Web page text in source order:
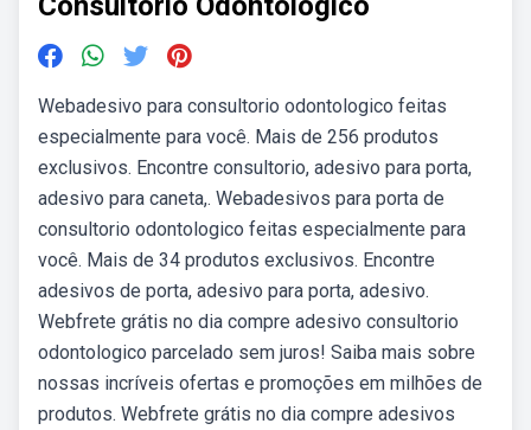
Webadesivo para consultorio odontologico feitas
especialmente para você. Mais de 256 produtos
exclusivos. Encontre consultorio, adesivo para porta,
adesivo para caneta,. Webadesivos para porta de
consultorio odontologico feitas especialmente para
você. Mais de 34 produtos exclusivos. Encontre
adesivos de porta, adesivo para porta, adesivo.
Webfrete grátis no dia compre adesivo consultorio
odontologico parcelado sem juros! Saiba mais sobre
nossas incríveis ofertas e promoções em milhões de
produtos. Webfrete grátis no dia compre adesivos